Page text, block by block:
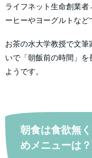
ライフネット生命創業
ーヒーやヨーグルトなど
お茶の水大学教授で文
いで「朝飯前の時間」
ようです。
朝食は食欲無
めメニューは？